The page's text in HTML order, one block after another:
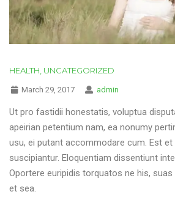
HEALTH UNCATEGORIZED
March 29, 2017 admin
Ut pro fastidii honestatis, voluptua
apeirian petentium nam, ea nonumy
usu, ei putant accommodare cum. Est et
suscipiantur. Eloquentiam dissentiunt
Oportere euripidis torquatos ne his,
et sea.